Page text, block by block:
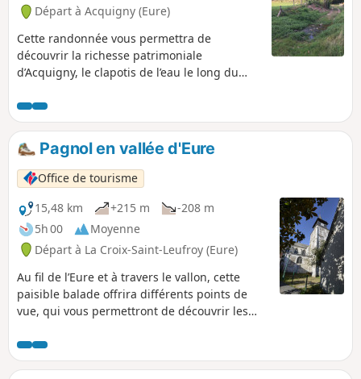
Départ à Acquigny (Eure)
Cette randonnée vous permettra de
découvrir la richesse patrimoniale
d’Acquigny, le clapotis de l’eau le long du
qui le jouxte. Vous rencontrerez
certainement quelques animaux à la croisée
des chemins.
Pagnol en vallée d'Eure
Office de tourisme
15,48 km
+215 m
-208 m
5h 00
Moyenne
Départ à La Croix-Saint-Leufroy (Eure)
Au fil de l’Eure et à travers le vallon, cette
paisible balade offrira différents points de
vue, qui vous permettront de découvrir les
son épouse eurent le coup de foudre pour un
vieux moulin.